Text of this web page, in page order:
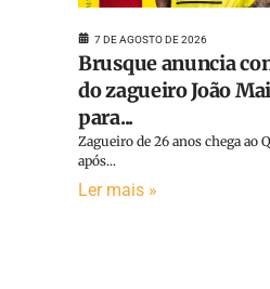
7 DE AGOSTO DE 2026
Brusque anuncia
do zagueiro João
para...
Zagueiro de 26 anos chega ao
após...
Ler mais »